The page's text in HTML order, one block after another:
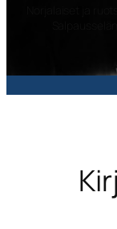
Norjalaiset ja